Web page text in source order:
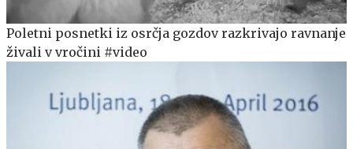
Poletni posnetki iz osrčja gozdov razkrivajo ravnanje
živali v vročini #video